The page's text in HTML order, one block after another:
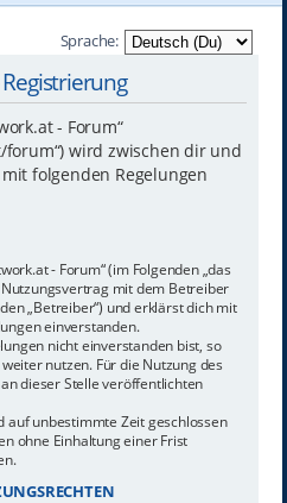
Sprache:
- Forum“
wird zwischen dir und
folgenden Regelungen
- Forum“ (im Folgenden „das
mit dem Betreiber
„Betreiber“) und erklärst dich mit
einverstanden.
nicht einverstanden bist, so
nutzen. Für die Nutzung des
dieser Stelle veröffentlichten
auf unbestimmte Zeit geschlossen
ohne Einhaltung einer Frist